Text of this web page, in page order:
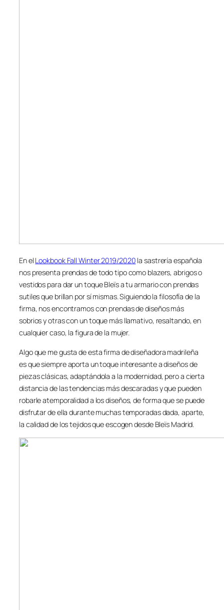
En el Lookbook Fall Winter 2019/2020 la sastrería española
nos presenta prendas de todo tipo como blazers, abrigos o
vestidos para dar un toque Bleïs a tu armario con prendas
sutiles que brillan por sí mismas. Siguiendo la filosofía de la
firma, nos encontramos con prendas de diseños más
sobrios y otras con un toque más llamativo, resaltando, en
cualquier caso, la figura de la mujer.
Algo que me gusta de esta firma de diseñadora madrileña
es que siempre aporta un toque interesante a diseños de
piezas clásicas, adaptándola a la modernidad, pero a cierta
distancia de las tendencias más descaradas y que pueden
robarle atemporalidad a los diseños, de forma que se puede
disfrutar de ella durante muchas temporadas dada, aparte,
la calidad de los tejidos que escogen desde Bleïs Madrid.